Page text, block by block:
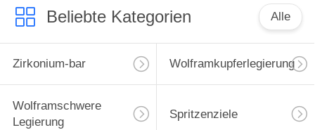
Beliebte Kategorien Alle
Zirkonium-bar Wolframkupferlegierung
Wolframschwere
Legierung
Spritzenziele